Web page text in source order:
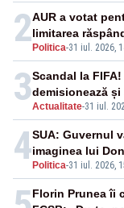
2 Politica-31 iul. 2026,
AUR a votat
limitarea
3Actualitate-31 iul.
Scandal la
demisionează
4 Politica-31 iul. 2026,
SUA: Guvernul
imaginea lui
Florin Prunea îi